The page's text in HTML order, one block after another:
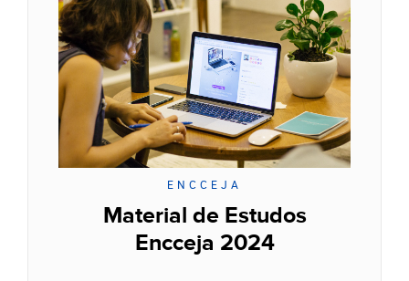
ENCCEJA
Material de Estudos
Encceja 2024